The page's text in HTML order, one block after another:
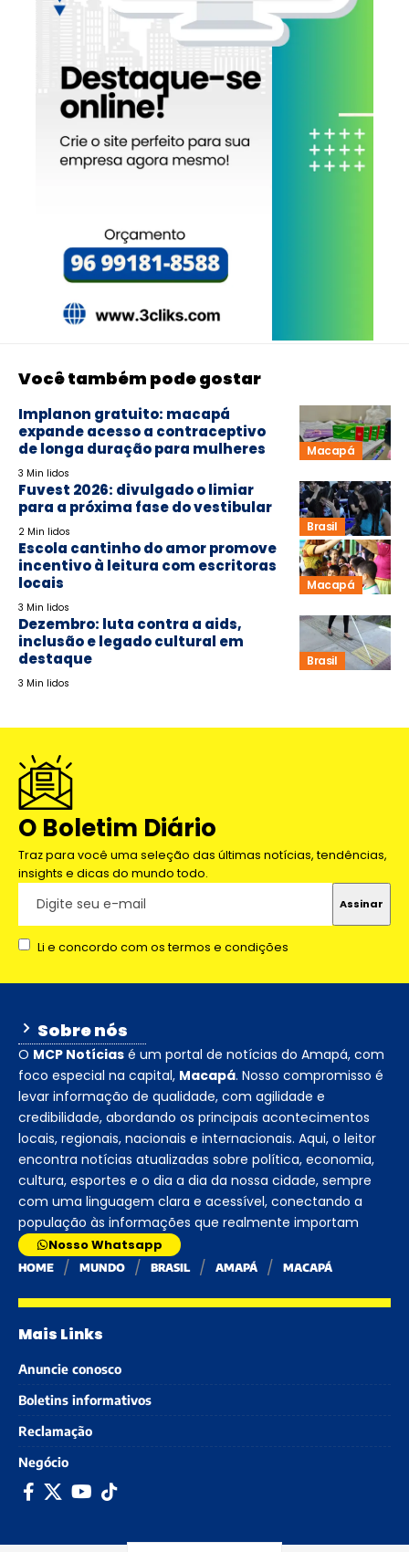
Você também pode gostar
Macapá
Implanon gratuito: macapá
expande acesso a contraceptivo
de longa duração para mulheres
3 Min lidos
Brasil
Fuvest 2026: divulgado o limiar
para a próxima fase do vestibular
2 Min lidos
Macapá
Escola cantinho do amor promove
incentivo à leitura com escritoras
locais
3 Min lidos
Brasil
Dezembro: luta contra a aids,
inclusão e legado cultural em
destaque
3 Min lidos
O Boletim Diário
Traz para você uma seleção das últimas notícias, tendências,
insights e dicas do mundo todo.
Li e concordo com os termos e condições
Sobre nós
O MCP Notícias é um portal de notícias do Amapá, com
foco especial na capital, Macapá. Nosso compromisso é
levar informação de qualidade, com agilidade e
credibilidade, abordando os principais acontecimentos
locais, regionais, nacionais e internacionais. Aqui, o leitor
encontra notícias atualizadas sobre política, economia,
cultura, esportes e o dia a dia da nossa cidade, sempre
com uma linguagem clara e acessível, conectando a
população às informações que realmente importam
Nosso Whatsapp
HOME MUNDO BRASIL AMAPÁ MACAPÁ
Mais Links
Anuncie conosco
Boletins informativos
Reclamação
Negócio